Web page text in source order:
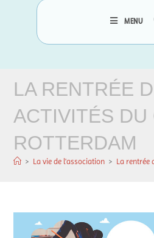
MENU
LA RENTRÉE
ACTIVITÉS DU
ROTTERDAM
> La vie de l'association > La rentrée